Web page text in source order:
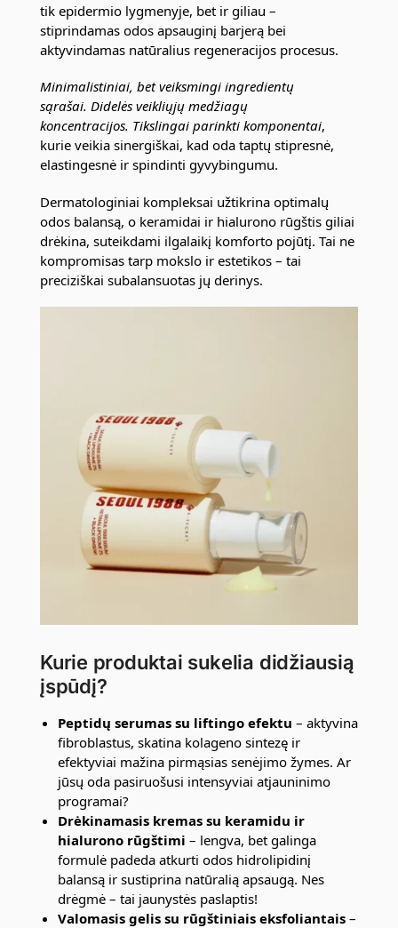
tik epidermio lygmenyje, bet ir giliau –
stiprindamas odos apsauginį barjerą bei
aktyvindamas natūralius regeneracijos procesus.
Minimalistiniai, bet veiksmingi ingredientų
sąrašai. Didelės veikliųjų medžiagų
koncentracijos. Tikslingai parinkti komponentai,
kurie veikia sinergiškai, kad oda taptų stipresnė,
elastingesnė ir spindinti gyvybingumu.
Dermatologiniai kompleksai užtikrina optimalų
odos balansą, o keramidai ir hialurono rūgštis giliai
drėkina, suteikdami ilgalaikį komforto pojūtį. Tai ne
kompromisas tarp mokslo ir estetikos – tai
preciziškai subalansuotas jų derinys.
Kurie produktai sukelia didžiausią
įspūdį?
Peptidų serumas su liftingo efektu – aktyvina
fibroblastus, skatina kolageno sintezę ir
efektyviai mažina pirmąsias senėjimo žymes. Ar
jūsų oda pasiruošusi intensyviai atjauninimo
programai?
Drėkinamasis kremas su keramidu ir
hialurono rūgštimi – lengva, bet galinga
formulė padeda atkurti odos hidrolipidinį
balansą ir sustiprina natūralią apsaugą. Nes
drėgmė – tai jaunystės paslaptis!
Valomasis gelis su rūgštiniais eksfoliantais –